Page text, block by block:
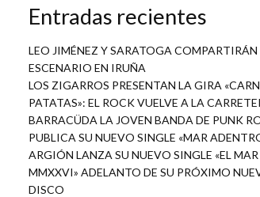
Entradas recientes
LEO JIMÉNEZ Y SARATOGA COMPARTIRÁN
ESCENARIO EN IRUÑA
LOS ZIGARROS PRESENTAN LA GIRA
PATATAS»: EL ROCK VUELVE A LA
BARRACÜDA LA JOVEN BANDA DE PUNK
PUBLICA SU NUEVO SINGLE «MAR
ARGIÓN LANZA SU NUEVO SINGLE «EL MAR
MMXXVI» ADELANTO DE SU PRÓXIMO
DISCO